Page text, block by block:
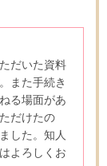
だいた資料
また手続き
る場面があ
だけたの
した。知人
よろしくお